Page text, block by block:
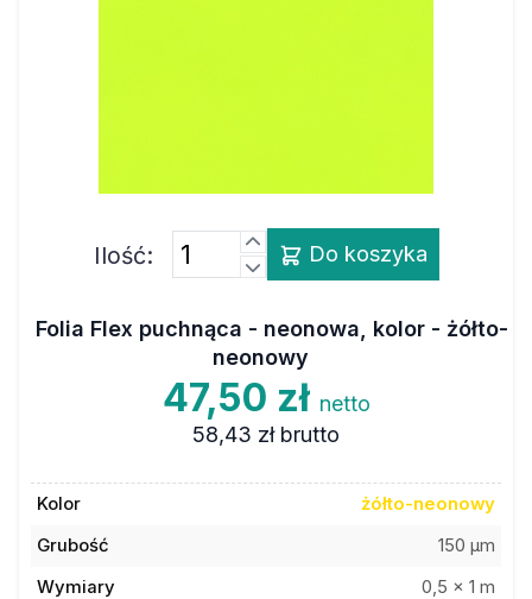
Ilość: Do koszyka
Folia Flex puchnąca - neonowa, kolor - żółto-
neonowy
47,50 zł netto
58,43 zł brutto
Kolor
żółto-neonowy
Grubość
150 µm
Wymiary
0,5 x 1 m